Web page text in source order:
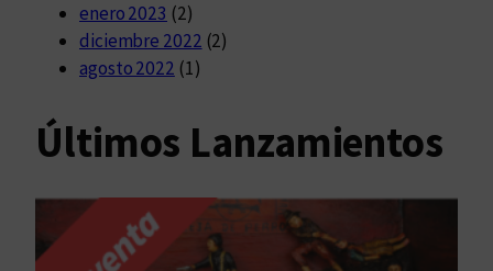
enero 2023 (2)
diciembre 2022 (2)
agosto 2022 (1)
Últimos Lanzamientos